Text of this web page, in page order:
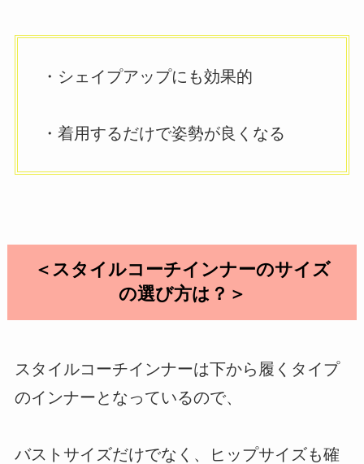
・シェイプアップにも効果的
・着用するだけで姿勢が良くなる
＜スタイルコーチインナーのサイズ
の選び方は？＞
スタイルコーチインナーは下から履くタイプ
のインナーとなっているので、
バストサイズだけでなく、ヒップサイズも確